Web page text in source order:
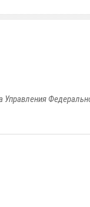
Управления